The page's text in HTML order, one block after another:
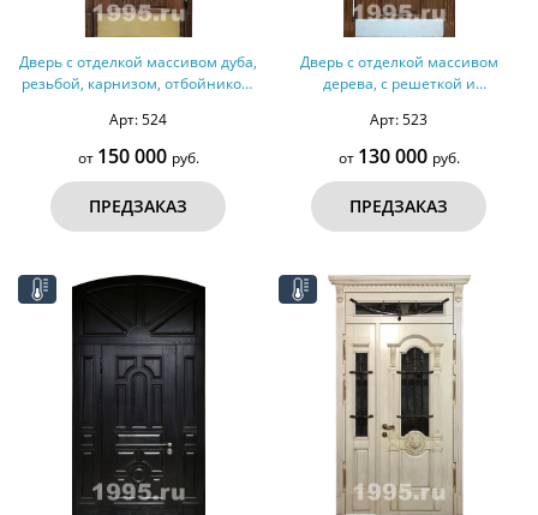
Дверь с отделкой массивом дуба,
резьбой, карнизом, отбойником,
Арт: 524
от 150 000 руб.
ПРЕДЗАКАЗ
Дверь с отделкой массивом
дерева, с решеткой и
Арт: 523
от 130 000 руб.
ПРЕДЗАКАЗ